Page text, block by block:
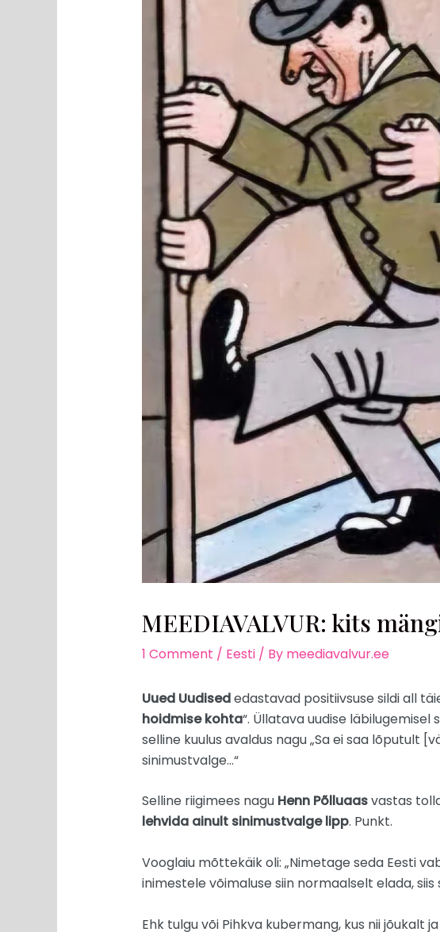
MEEDIAVALVUR: kits
1 Comment / Eesti/ By meediavalvur.ee
Uued Uudisededastavad positiivsuse sildi all
hoidmise kohta“. Üllatava uudise läbilugemisel
selline kuulus avaldus nagu „Sa ei saa lõputult
sinimustvalge…“
Selline riigimees nagu Henn Põlluaasvastas
lehvida ainult sinimustvalge lipp. Punkt.
Vooglaiu mõttekäik oli: „Nimetage seda Eesti
inimestele võimaluse siin normaalselt elada, siis
Ehk tulgu või Pihkva kubermang, kus nii